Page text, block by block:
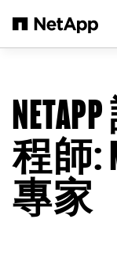
程師:
專家